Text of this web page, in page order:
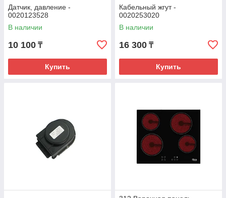
Датчик, давление -
0020123528
В наличии
10 100 ₸
Купить
Кабельный жгут -
0020253020
В наличии
16 300 ₸
Купить